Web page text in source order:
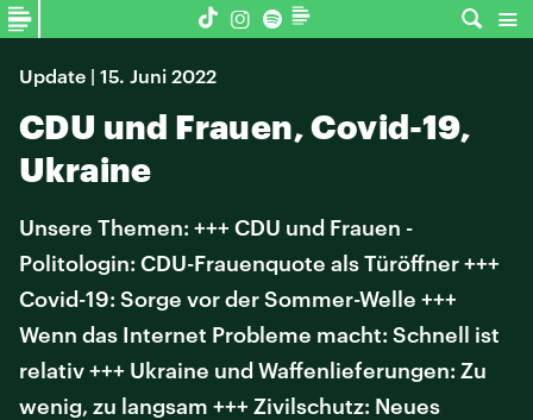
Update | 15. Juni 2022
CDU und Frauen, Covid-19,
Ukraine
Unsere Themen: +++ CDU und Frauen -
Politologin: CDU-Frauenquote als Türöffner +++
Covid-19: Sorge vor der Sommer-Welle +++
Wenn das Internet Probleme macht: Schnell ist
relativ +++ Ukraine und Waffenlieferungen: Zu
wenig, zu langsam +++ Zivilschutz: Neues